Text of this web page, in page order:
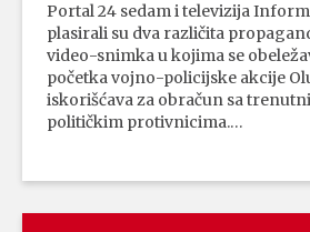
Portal 24 sedam i televizija
plasirali su dva različita
video-snimka u kojima se
početka vojno-policijske akcije
iskorišćava za obračun sa
političkim protivnicima.…